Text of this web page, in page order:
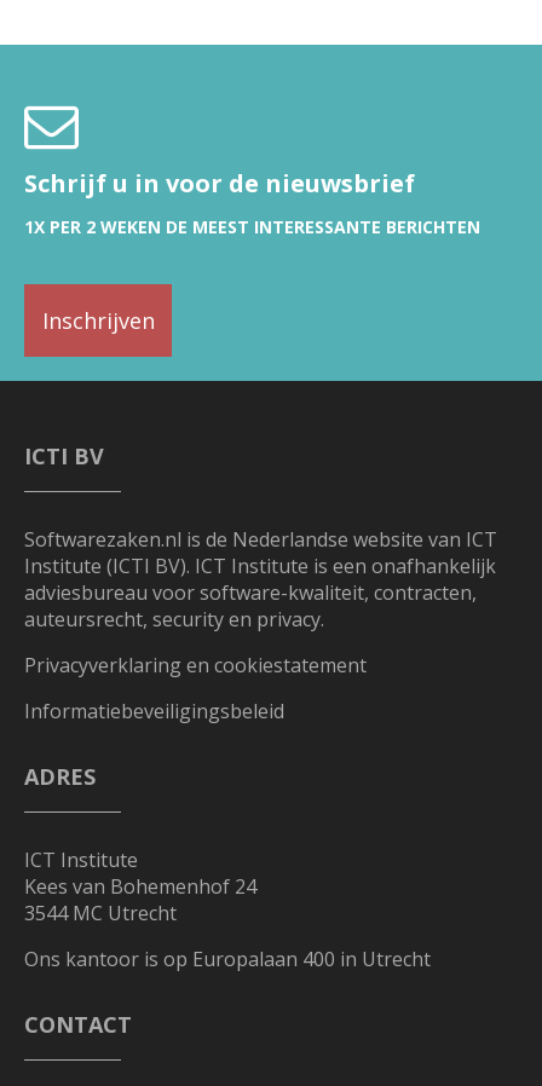
Schrijf u in voor de nieuwsbrief
1X PER 2 WEKEN DE MEEST INTERESSANTE BERICHTEN
Inschrijven
ICTI BV
Softwarezaken.nl is de Nederlandse website van ICT
Institute (ICTI BV). ICT Institute is een onafhankelijk
adviesbureau voor software-kwaliteit, contracten,
auteursrecht, security en privacy.
Privacyverklaring en cookiestatement
Informatiebeveiligingsbeleid
ADRES
ICT Institute
Kees van Bohemenhof 24
3544 MC Utrecht
Ons kantoor is op Europalaan 400 in Utrecht
CONTACT